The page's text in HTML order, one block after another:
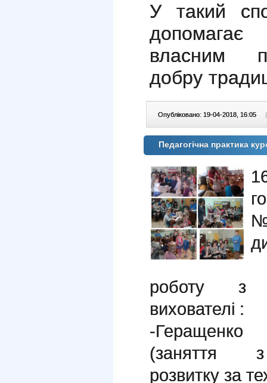
У такий
власним
добру
Опубліковано: 19-04-2018, 16:05 |
Педагогічна практика
роботу з
вихователі :
-Геращенко
(заняття з
розвитку за